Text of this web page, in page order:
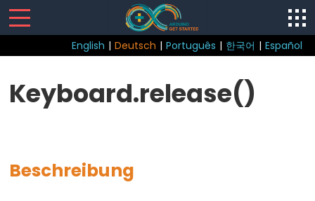
English | Deutsch | Português | 한국어 | Español
loop()
Keyboard.release()
Beschreibung